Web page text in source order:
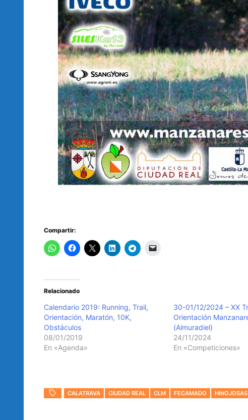
Compartir:
Relacionado
Calendario 2019: Running, Trail,
Orientación, Maratón, 10K,
Obstáculos
08/01/2019
En «Agenda»
30-01/12/2024 – XX
Orientación
(Almuradiel)
24/11/2024
En «Competiciones»
CALATRAVA CIUDAD REAL CLM FECAMADO HINOJOSAS